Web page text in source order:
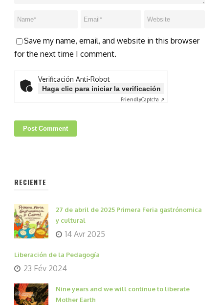
Save my name, email, and website in this browser
for the next time I comment.
Verificación Anti-Robot
Haga clic para iniciar la verificación
FriendlyCaptcha ⇗
RECIENTE
27 de abril de 2025 Primera Feria gastrónomica
y cultural
14 Avr 2025
Liberación de la Pedagogía
23 Fév 2024
Nine years and we will continue to liberate
Mother Earth